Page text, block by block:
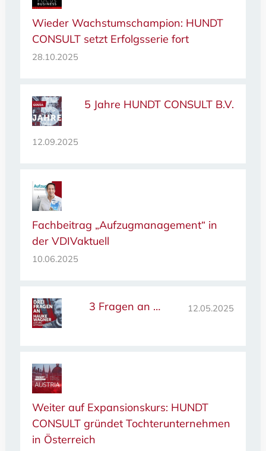
Wieder Wachstumschampion: HUNDT
CONSULT setzt Erfolgsserie fort
28.10.2025
5 Jahre HUNDT CONSULT B.V.
12.09.2025
Fachbeitrag „Aufzugmanagement“ in
der VDIVaktuell
10.06.2025
3 Fragen an … 12.05.2025
Weiter auf Expansionskurs: HUNDT
CONSULT gründet Tochterunternehmen
in Österreich